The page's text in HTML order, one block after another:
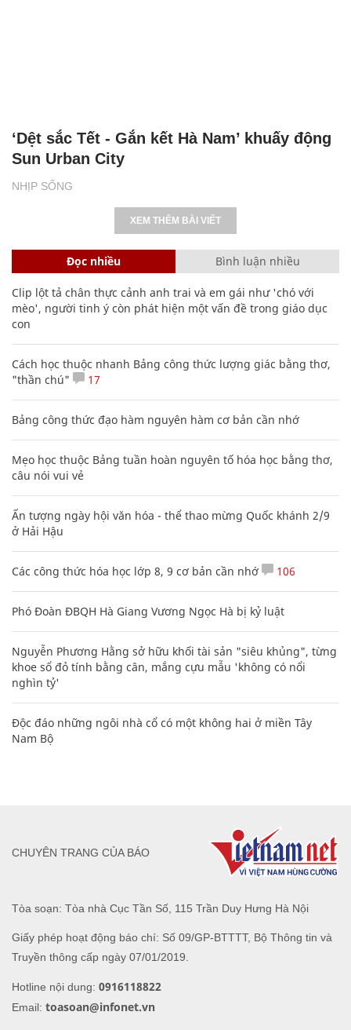
NHỊP SỐNG
‘Dệt sắc Tết - Gắn kết Hà Nam’ khuấy động
Sun Urban City
XEM THÊM BÀI VIẾT
Đọc nhiều Bình luận nhiều
Clip lột tả chân thực cảnh anh trai và em gái như 'chó với
mèo', người tinh ý còn phát hiện một vấn đề trong giáo dục
con
Cách học thuộc nhanh Bảng công thức lượng giác bằng thơ,
"thần chú"
17
Bảng công thức đạo hàm nguyên hàm cơ bản cần nhớ
Mẹo học thuộc Bảng tuần hoàn nguyên tố hóa học bằng thơ,
câu nói vui vẻ
Ấn tượng ngày hội văn hóa - thể thao mừng Quốc khánh 2/9
ở Hải Hậu
Các công thức hóa học lớp 8, 9 cơ bản cần nhớ 106
Phó Đoàn ĐBQH Hà Giang Vương Ngọc Hà bị kỷ luật
Nguyễn Phương Hằng sở hữu khối tài sản "siêu khủng", từng
khoe sổ đỏ tính bằng cân, mắng cựu mẫu 'không có nổi
nghìn tỷ'
Độc đáo những ngôi nhà cổ có một không hai ở miền Tây
Nam Bộ
Tòa soạn: Tòa nhà Cục Tần Số, 115 Trần Duy Hưng Hà Nội
Giấy phép hoạt động báo chí: Số 09/GP-BTTTT, Bộ Thông tin và
Truyền thông cấp ngày 07/01/2019.
Hotline nội dung: 0916118822
Email: toasoan@infonet.vn
CHUYÊN TRANG CỦA BÁO